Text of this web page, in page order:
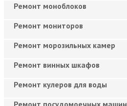
Ремонт моноблоков
Ремонт мониторов
Ремонт морозильных камер
Ремонт винных шкафов
Ремонт кулеров для воды
Ремонт посудомоечных машин